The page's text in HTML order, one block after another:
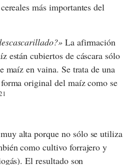
más importantes del
La afirmación
están cubiertos de cáscara sólo
maíz en vaina. Se trata de una
original del maíz como se
alta porque no sólo se utiliza
como cultivo forrajero y
El resultado son